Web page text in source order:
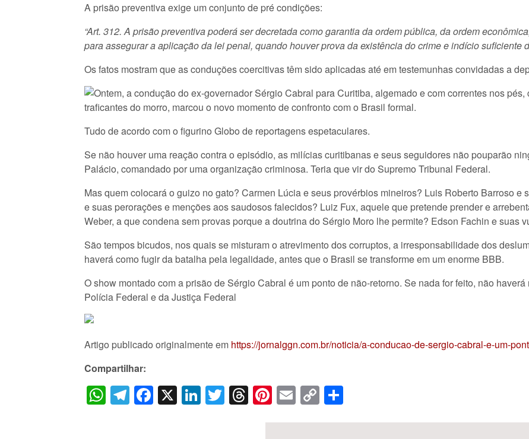
A prisão preventiva exige um conjunto de pré condições:
“Art. 312. A prisão preventivapoderá ser decretada como garantia da ordem pública, da ordem
para assegurar a aplicação da lei penal, quando houver prova da existência do crime e indício suficiente
Os fatos mostram que as conduções coercitivas têm sido aplicadas até em testemunhas convidadas a
Ontem, a condução do ex-governador Sérgio Cabral para Curitiba, algemado e com correntes nos
traficantes do morro, marcou o novo momento de confronto com o Brasil formal.
Tudo de acordo com o figurino Globo de reportagens espetaculares.
Se não houver uma reação contra o episódio, as milícias curitibanas e seus seguidores não pouparão
Palácio, comandado por uma organização criminosa. Teria que vir do Supremo Tribunal Federal.
Mas quem colocará o guizo no gato? Carmen Lúcia e seus provérbios mineiros? Luis Roberto Barroso e
e suas perorações e menções aos saudosos falecidos? Luiz Fux, aquele que pretende prender e
Weber, a que condena sem provas porque a doutrina do Sérgio Moro lhe permite? Edson Fachin e suas
São tempos bicudos, nos quais se misturam o atrevimento dos corruptos, a irresponsabilidade dos
haverá como fugir da batalha pela legalidade, antes que o Brasil se transforme em um enorme BBB.
O show montado com a prisão de Sérgio Cabral é um ponto de não-retorno. Se nada for feito, não
Polícia Federal e da Justiça Federal
Artigo publicado originalmente em https://jornalggn.com.br/noticia/a-conducao-de-sergio-cabral-e-um-
Compartilhar:
WhatsApp
Telegram
Facebook
X LinkedIn
Twitter
Threads
Pinterest
Email
Copy
Link